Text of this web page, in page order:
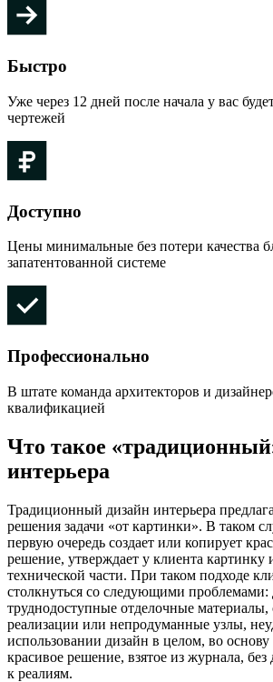
Быстро
Уже через 12 дней после начала у вас
чертежей
Доступно
Цены минимальные без потери качества
запатентованной системе
Профессионально
В штате команда архитекторов и
квалификацией
Что такое
интерьера
Традиционный дизайн интерьера
решения задачи «от картинки». В таком
первую очередь создает или копирует
решение, утверждает у клиента картинку
технической части. При таком подходе
столкнуться со следующими проблемами:
труднодоступные отделочные
реализации или непродуманные узлы,
использовании дизайн в целом, во
красивое решение, взятое из журнала,
к реалиям.